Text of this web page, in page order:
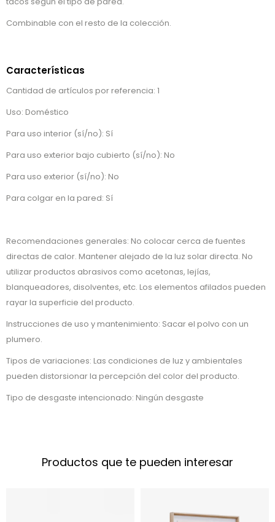
Combinable con el resto de la colección.
Características
Cantidad de artículos por referencia: 1
Uso: Doméstico
Para uso interior (sí/no): Sí
Para uso exterior bajo cubierto (sí/no): No
Para uso exterior (sí/no): No
Para colgar en la pared: Sí
Recomendaciones generales: No colocar cerca de fuentes
directas de calor. Mantener alejado de la luz solar directa. No
utilizar productos abrasivos como acetonas, lejías,
blanqueadores, disolventes, etc. Los elementos afilados pueden
rayar la superficie del producto.
Instrucciones de uso y mantenimiento: Sacar el polvo con un
plumero.
Tipos de variaciones: Las condiciones de luz y ambientales
pueden distorsionar la percepción del color del producto.
Tipo de desgaste intencionado: Ningún desgaste
Productos que te pueden interesar